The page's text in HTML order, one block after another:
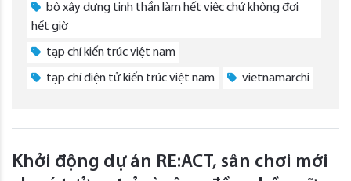
bộ xây dựng tinh thần làm hết việc chứ không đợi
hết giờ
tạp chí kiến trúc việt nam
tạp chí điện tử kiến trúc việt nam vietnamarchi
Khởi động dự án RE:ACT, sân chơi mới